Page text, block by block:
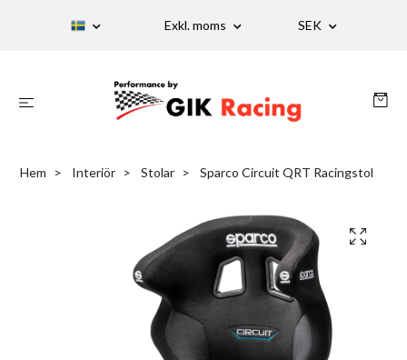
Exkl. moms SEK
Hem Interiör Stolar Sparco Circuit QRT Racingstol